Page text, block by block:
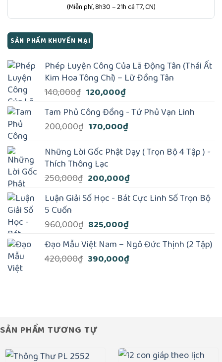
(Miễn phí, 8h30 – 21h cả T7, CN)
SẢN PHẨM KHUYẾN MẠI
Phép Luyện Công Của Lã Động Tân (Thái Ất
Kim Hoa Tông Chỉ) – Lữ Ðồng Tân
140,000₫ Giá
là:
140,000₫.
120,000₫Giá
tại
là:
Tam Phủ Công Đồng - Tứ Phủ Vạn Linh
200,000₫ Giá
là:
200,000₫.
170,000₫Giá
tại
170,000₫.
Những Lời Gốc Phật Dạy ( Trọn Bộ 4 Tập ) -
Thích Thông Lạc
250,000₫ Giá
gốc
là:
200,000₫Giá
tại
Luận Giải Số Học - Bát Cực Linh Số Trọn Bộ
5 Cuốn
960,000₫ Giá
là:
960,000₫.
825,000₫Giá
tại
là:
Đạo Mẫu Việt Nam – Ngô Đức Thịnh (2 Tập)
420,000₫ Giá
390,000₫Giá
SẢN PHẨM TƯƠNG TỰ